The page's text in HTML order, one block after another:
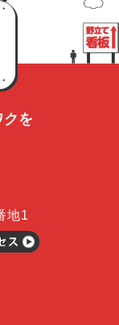
クを
地1